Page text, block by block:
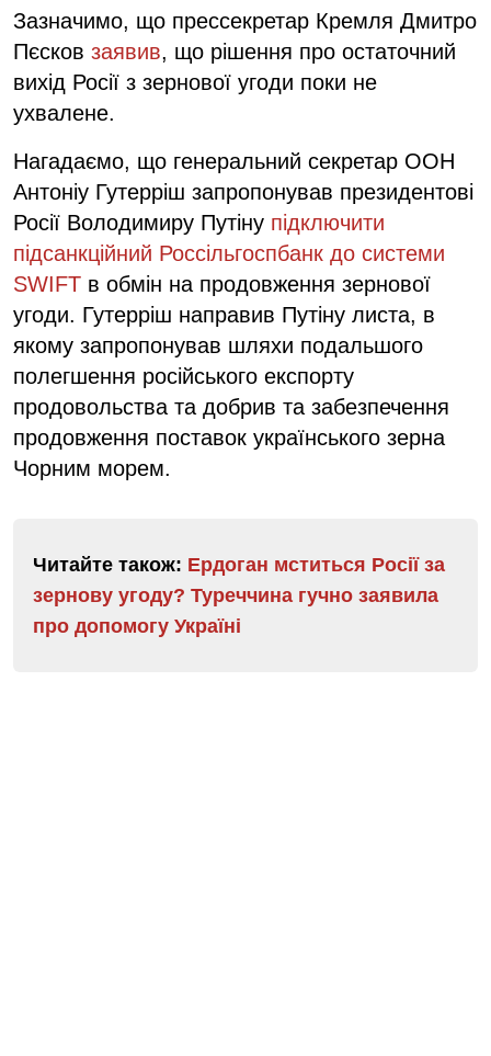
Зазначимо, що прессекретар Кремля Дмитро
Пєсков заявив, що рішення про остаточний
вихід Росії з зернової угоди поки не
ухвалене.
Нагадаємо, що генеральний секретар ООН
Антоніу Гутерріш запропонував президентові
Росії Володимиру Путіну підключити
підсанкційний Россільгоспбанк до системи
SWIFT в обмін на продовження зернової
угоди. Гутерріш направив Путіну листа, в
якому запропонував шляхи подальшого
полегшення російського експорту
продовольства та добрив та забезпечення
продовження поставок українського зерна
Чорним морем.
Читайте також: Ердоган мститься Росії за
зернову угоду? Туреччина гучно заявила
про допомогу Україні